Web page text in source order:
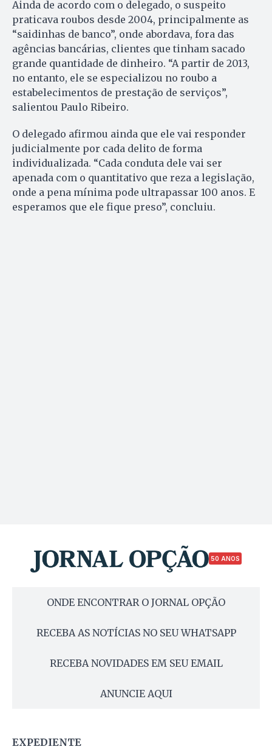
Ainda de acordo com o delegado, o suspeito
praticava roubos desde 2004, principalmente as
“saidinhas de banco”, onde abordava, fora das
agências bancárias, clientes que tinham sacado
grande quantidade de dinheiro. “A partir de 2013,
no entanto, ele se especializou no roubo a
estabelecimentos de prestação de serviços”,
salientou Paulo Ribeiro.
O delegado afirmou ainda que ele vai responder
judicialmente por cada delito de forma
individualizada. “Cada conduta dele vai ser
apenada com o quantitativo que reza a legislação,
onde a pena mínima pode ultrapassar 100 anos. E
esperamos que ele fique preso”, concluiu.
50 ANOS
ONDE ENCONTRAR O JORNAL OPÇÃO
RECEBA AS NOTÍCIAS NO SEU WHATSAPP
RECEBA NOVIDADES EM SEU EMAIL
ANUNCIE AQUI
EXPEDIENTE